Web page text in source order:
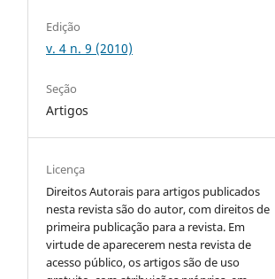
Edição
v. 4 n. 9 (2010)
Seção
Artigos
Licença
Direitos Autorais para artigos publicados
nesta revista são do autor, com direitos de
primeira publicação para a revista. Em
virtude de aparecerem nesta revista de
acesso público, os artigos são de uso